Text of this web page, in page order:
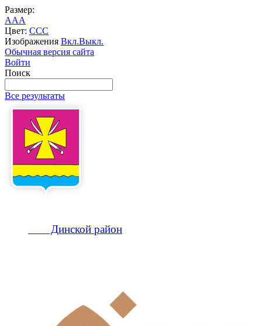
Размер:
AAA
Цвет: CCC
Изображения Вкл.Выкл.
Обычная версия сайта
Войти
Поиск
Все результаты
Динской район